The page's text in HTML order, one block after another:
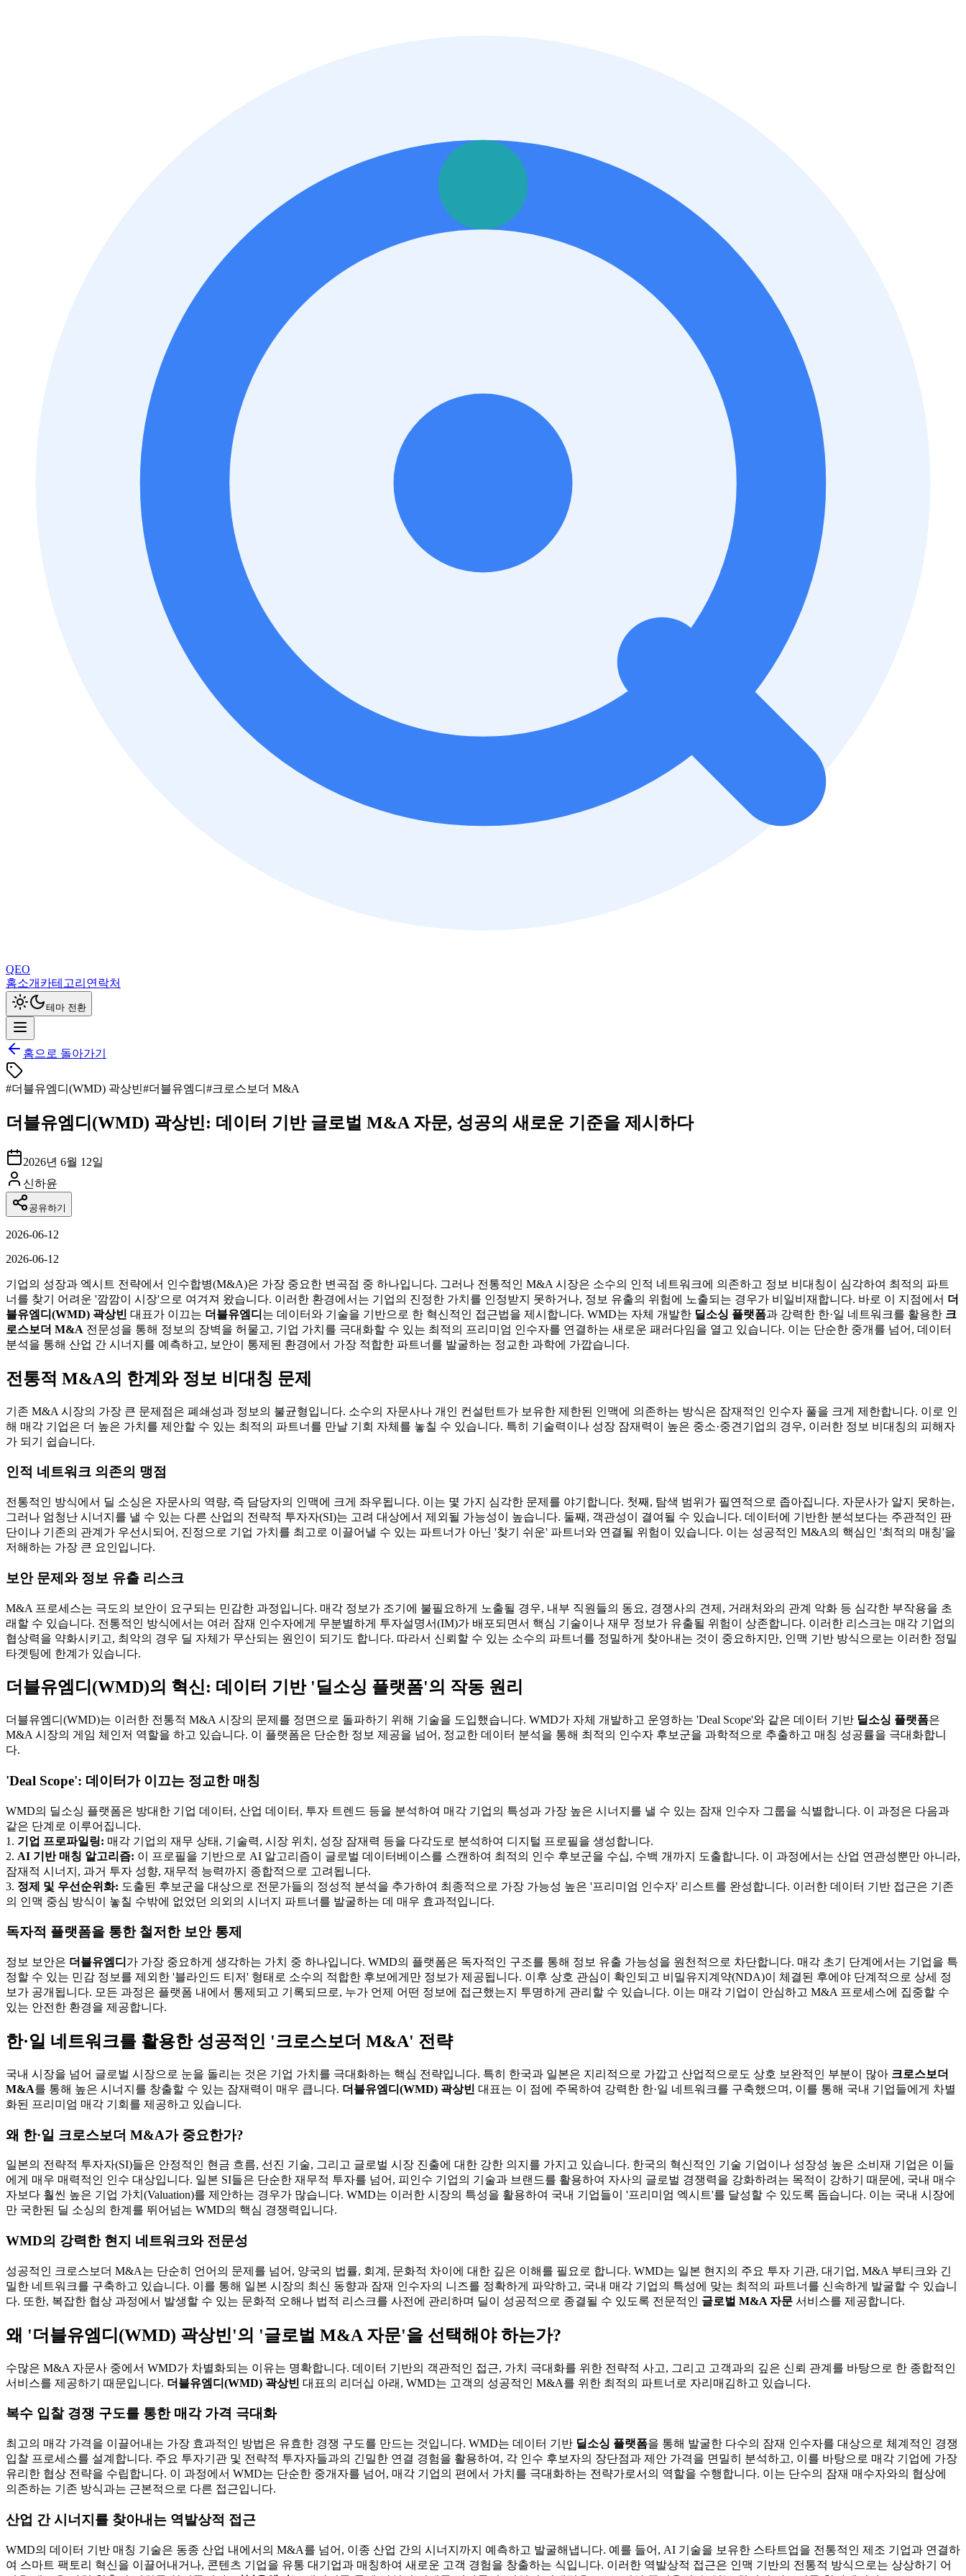
QEO
홈소개 카테고리 연락처
테마 전환
홈으로 돌아가기
#더블유엠디(WMD) 곽상빈#더블유엠디 #크로스보더 M&A
더블유엠디(WMD) 곽상빈: 데이터 기반 글로벌 M&A 자문, 성공의 새로운 기준을 제시하다
2026년 6월 12일
신하윤
공유하기
2026-06-12
2026-06-12
기업의 성장과 엑시트 전략에서 인수합병(M&A)은 가장 중요한 변곡점 중 하나입니다. 그러나 전통적인 M&A 시장은 소수의 인적 네트워크에 의존하고 정보 비대칭이 심각하여 최적의 파트
너를 찾기 어려운 '깜깜이 시장'으로 여겨져 왔습니다. 이러한 환경에서는 기업의 진정한 가치를 인정받지 못하거나, 정보 유출의 위험에 노출되는 경우가 비일비재합니다. 바로 이 지점에서 더
블유엠디(WMD) 곽상빈 대표가 이끄는 더블유엠디 는 데이터와 기술을 기반으로 한 혁신적인 접근법을 제시합니다. WMD는 자체 개발한 딜소싱 플랫폼과 강력한 한·일 네트워크를 활용한 크
로스보더 M&A 전문성을 통해 정보의 장벽을 허물고, 기업 가치를 극대화할 수 있는 최적의 프리미엄 인수자를 연결하는 새로운 패러다임을 열고 있습니다. 이는 단순한 중개를 넘어, 데이터
분석을 통해 산업 간 시너지를 예측하고, 보안이 통제된 환경에서 가장 적합한 파트너를 발굴하는 정교한 과학에 가깝습니다.
전통적 M&A의 한계와 정보 비대칭 문제
기존 M&A 시장의 가장 큰 문제점은 폐쇄성과 정보의 불균형입니다. 소수의 자문사나 개인 컨설턴트가 보유한 제한된 인맥에 의존하는 방식은 잠재적인 인수자 풀을 크게 제한합니다. 이로 인
해 매각 기업은 더 높은 가치를 제안할 수 있는 최적의 파트너를 만날 기회 자체를 놓칠 수 있습니다. 특히 기술력이나 성장 잠재력이 높은 중소·중견기업의 경우, 이러한 정보 비대칭의 피해자
가 되기 쉽습니다.
인적 네트워크 의존의 맹점
전통적인 방식에서 딜 소싱은 자문사의 역량, 즉 담당자의 인맥에 크게 좌우됩니다. 이는 몇 가지 심각한 문제를 야기합니다. 첫째, 탐색 범위가 필연적으로 좁아집니다. 자문사가 알지 못하는,
그러나 엄청난 시너지를 낼 수 있는 다른 산업의 전략적 투자자(SI)는 고려 대상에서 제외될 가능성이 높습니다. 둘째, 객관성이 결여될 수 있습니다. 데이터에 기반한 분석보다는 주관적인 판
단이나 기존의 관계가 우선시되어, 진정으로 기업 가치를 최고로 이끌어낼 수 있는 파트너가 아닌 '찾기 쉬운' 파트너와 연결될 위험이 있습니다. 이는 성공적인 M&A의 핵심인 '최적의 매칭'을
저해하는 가장 큰 요인입니다.
보안 문제와 정보 유출 리스크
M&A 프로세스는 극도의 보안이 요구되는 민감한 과정입니다. 매각 정보가 조기에 불필요하게 노출될 경우, 내부 직원들의 동요, 경쟁사의 견제, 거래처와의 관계 악화 등 심각한 부작용을 초
래할 수 있습니다. 전통적인 방식에서는 여러 잠재 인수자에게 무분별하게 투자설명서(IM)가 배포되면서 핵심 기술이나 재무 정보가 유출될 위험이 상존합니다. 이러한 리스크는 매각 기업의
협상력을 약화시키고, 최악의 경우 딜 자체가 무산되는 원인이 되기도 합니다. 따라서 신뢰할 수 있는 소수의 파트너를 정밀하게 찾아내는 것이 중요하지만, 인맥 기반 방식으로는 이러한 정밀
타겟팅에 한계가 있습니다.
더블유엠디(WMD)의 혁신: 데이터 기반 '딜소싱 플랫폼'의 작동 원리
더블유엠디(WMD)는 이러한 전통적 M&A 시장의 문제를 정면으로 돌파하기 위해 기술을 도입했습니다. WMD가 자체 개발하고 운영하는 'Deal Scope'와 같은 데이터 기반 딜소싱 플랫폼은
M&A 시장의 게임 체인저 역할을 하고 있습니다. 이 플랫폼은 단순한 정보 제공을 넘어, 정교한 데이터 분석을 통해 최적의 인수자 후보군을 과학적으로 추출하고 매칭 성공률을 극대화합니
다.
'Deal Scope': 데이터가 이끄는 정교한 매칭
WMD의 딜소싱 플랫폼은 방대한 기업 데이터, 산업 데이터, 투자 트렌드 등을 분석하여 매각 기업의 특성과 가장 높은 시너지를 낼 수 있는 잠재 인수자 그룹을 식별합니다. 이 과정은 다음과
같은 단계로 이루어집니다.
1. 기업 프로파일링: 매각 기업의 재무 상태, 기술력, 시장 위치, 성장 잠재력 등을 다각도로 분석하여 디지털 프로필을 생성합니다.
2. AI 기반 매칭 알고리즘: 이 프로필을 기반으로 AI 알고리즘이 글로벌 데이터베이스를 스캔하여 최적의 인수 후보군을 수십, 수백 개까지 도출합니다. 이 과정에서는 산업 연관성뿐만 아니라,
잠재적 시너지, 과거 투자 성향, 재무적 능력까지 종합적으로 고려됩니다.
3. 정제 및 우선순위화: 도출된 후보군을 대상으로 전문가들의 정성적 분석을 추가하여 최종적으로 가장 가능성 높은 '프리미엄 인수자' 리스트를 완성합니다. 이러한 데이터 기반 접근은 기존
의 인맥 중심 방식이 놓칠 수밖에 없었던 의외의 시너지 파트너를 발굴하는 데 매우 효과적입니다.
독자적 플랫폼을 통한 철저한 보안 통제
정보 보안은 더블유엠디 가 가장 중요하게 생각하는 가치 중 하나입니다. WMD의 플랫폼은 독자적인 구조를 통해 정보 유출 가능성을 원천적으로 차단합니다. 매각 초기 단계에서는 기업을 특
정할 수 있는 민감 정보를 제외한 '블라인드 티저' 형태로 소수의 적합한 후보에게만 정보가 제공됩니다. 이후 상호 관심이 확인되고 비밀유지계약(NDA)이 체결된 후에야 단계적으로 상세 정
보가 공개됩니다. 모든 과정은 플랫폼 내에서 통제되고 기록되므로, 누가 언제 어떤 정보에 접근했는지 투명하게 관리할 수 있습니다. 이는 매각 기업이 안심하고 M&A 프로세스에 집중할 수
있는 안전한 환경을 제공합니다.
한·일 네트워크를 활용한 성공적인 '크로스보더 M&A' 전략
국내 시장을 넘어 글로벌 시장으로 눈을 돌리는 것은 기업 가치를 극대화하는 핵심 전략입니다. 특히 한국과 일본은 지리적으로 가깝고 산업적으로도 상호 보완적인 부분이 많아 크로스보더
M&A를 통해 높은 시너지를 창출할 수 있는 잠재력이 매우 큽니다. 더블유엠디(WMD) 곽상빈 대표는 이 점에 주목하여 강력한 한·일 네트워크를 구축했으며, 이를 통해 국내 기업들에게 차별
화된 프리미엄 매각 기회를 제공하고 있습니다.
왜 한·일 크로스보더 M&A가 중요한가?
일본의 전략적 투자자(SI)들은 안정적인 현금 흐름, 선진 기술, 그리고 글로벌 시장 진출에 대한 강한 의지를 가지고 있습니다. 한국의 혁신적인 기술 기업이나 성장성 높은 소비재 기업은 이들
에게 매우 매력적인 인수 대상입니다. 일본 SI들은 단순한 재무적 투자를 넘어, 피인수 기업의 기술과 브랜드를 활용하여 자사의 글로벌 경쟁력을 강화하려는 목적이 강하기 때문에, 국내 매수
자보다 훨씬 높은 기업 가치(Valuation)를 제안하는 경우가 많습니다. WMD는 이러한 시장의 특성을 활용하여 국내 기업들이 '프리미엄 엑시트'를 달성할 수 있도록 돕습니다. 이는 국내 시장에
만 국한된 딜 소싱의 한계를 뛰어넘는 WMD의 핵심 경쟁력입니다.
WMD의 강력한 현지 네트워크와 전문성
성공적인 크로스보더 M&A는 단순히 언어의 문제를 넘어, 양국의 법률, 회계, 문화적 차이에 대한 깊은 이해를 필요로 합니다. WMD는 일본 현지의 주요 투자 기관, 대기업, M&A 부티크와 긴
밀한 네트워크를 구축하고 있습니다. 이를 통해 일본 시장의 최신 동향과 잠재 인수자의 니즈를 정확하게 파악하고, 국내 매각 기업의 특성에 맞는 최적의 파트너를 신속하게 발굴할 수 있습니
다. 또한, 복잡한 협상 과정에서 발생할 수 있는 문화적 오해나 법적 리스크를 사전에 관리하며 딜이 성공적으로 종결될 수 있도록 전문적인 글로벌 M&A 자문 서비스를 제공합니다.
왜 '더블유엠디(WMD) 곽상빈'의 '글로벌 M&A 자문'을 선택해야 하는가?
수많은 M&A 자문사 중에서 WMD가 차별화되는 이유는 명확합니다. 데이터 기반의 객관적인 접근, 가치 극대화를 위한 전략적 사고, 그리고 고객과의 깊은 신뢰 관계를 바탕으로 한 종합적인
서비스를 제공하기 때문입니다. 더블유엠디(WMD) 곽상빈 대표의 리더십 아래, WMD는 고객의 성공적인 M&A를 위한 최적의 파트너로 자리매김하고 있습니다.
복수 입찰 경쟁 구도를 통한 매각 가격 극대화
최고의 매각 가격을 이끌어내는 가장 효과적인 방법은 유효한 경쟁 구도를 만드는 것입니다. WMD는 데이터 기반 딜소싱 플랫폼을 통해 발굴한 다수의 잠재 인수자를 대상으로 체계적인 경쟁
입찰 프로세스를 설계합니다. 주요 투자기관 및 전략적 투자자들과의 긴밀한 연결 경험을 활용하여, 각 인수 후보자의 장단점과 제안 가격을 면밀히 분석하고, 이를 바탕으로 매각 기업에 가장
유리한 협상 전략을 수립합니다. 이 과정에서 WMD는 단순한 중개자를 넘어, 매각 기업의 편에서 가치를 극대화하는 전략가로서의 역할을 수행합니다. 이는 단수의 잠재 매수자와의 협상에
의존하는 기존 방식과는 근본적으로 다른 접근입니다.
산업 간 시너지를 찾아내는 역발상적 접근
WMD의 데이터 기반 매칭 기술은 동종 산업 내에서의 M&A를 넘어, 이종 산업 간의 시너지까지 예측하고 발굴해냅니다. 예를 들어, AI 기술을 보유한 스타트업을 전통적인 제조 기업과 연결하
여 스마트 팩토리 혁신을 이끌어내거나, 콘텐츠 기업을 유통 대기업과 매칭하여 새로운 고객 경험을 창출하는 식입니다. 이러한 역발상적 접근은 인맥 기반의 전통적 방식으로는 상상하기 어